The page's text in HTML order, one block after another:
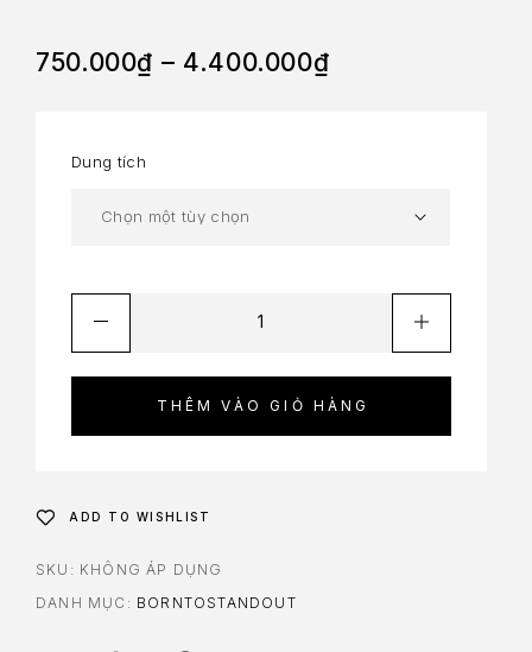
750.000₫ – 4.400.000₫
Dung tích
THÊM VÀO GIỎ HÀNG
ADD TO WISHLIST
SKU: KHÔNG ÁP DỤNG
DANH MỤC: BORNTOSTANDOUT